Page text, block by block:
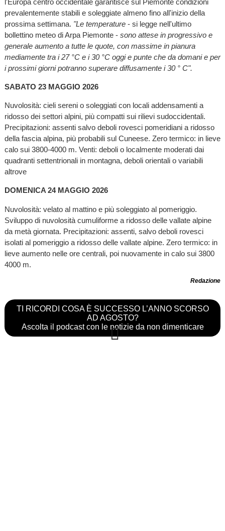
prevalentemente stabili e soleggiate almeno fino all'inizio della
prossima settimana. "Le temperature- si legge nell'ultimo
bollettino meteo di Arpa Piemonte - sono attese in progressivo e
generale aumento a tutte le quote, con massime in pianura
mediamente tra i 27 °C e i 30 °C oggi e punte che da domani e per
i prossimi giorni potranno superare diffusamente i 30 ° C".
SABATO 23 MAGGIO 2026
Nuvolosità: cieli sereni o soleggiati con locali addensamenti a
ridosso dei settori alpini, più compatti sui rilievi sudoccidentali.
Precipitazioni: assenti salvo deboli rovesci pomeridiani a ridosso
della fascia alpina, più probabili sul Cuneese. Zero termico: in lieve
calo sui 3800-4000 m. Venti: deboli o localmente moderati dai
quadranti settentrionali in montagna, deboli orientali o variabili
altrove
DOMENICA 24 MAGGIO 2026
Nuvolosità: velato al mattino e più soleggiato al pomeriggio.
Sviluppo di nuvolosità cumuliforme a ridosso delle vallate alpine
da metà giornata. Precipitazioni: assenti, salvo deboli rovesci
isolati al pomeriggio a ridosso delle vallate alpine. Zero termico: in
lieve aumento nelle ore centrali, poi nuovamente in calo sui 3800
4000 m.
Redazione
TI RICORDI COSA È SUCCESSO L’ANNO SCORSO
AD AGOSTO?
Ascolta il podcast con le notizie da non dimenticare